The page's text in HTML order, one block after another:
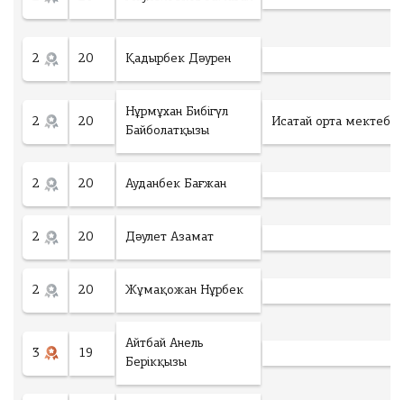
2 20 Қадырбек Дәурен
2 20
Нұрмұхан Бибігүл
Байболатқызы
Исатай орта мектебі
2 20 Ауданбек Бағжан
2 20 Дәулет Азамат
2 20 Жұмақожан Нұрбек
3 19
Айтбай Анель
Берікқызы
Төлеу